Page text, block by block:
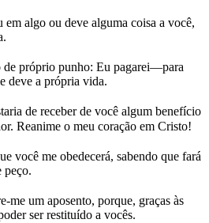
em algo ou deve alguma coisa a você,
de próprio punho: Eu pagarei—para
deve a própria vida.
de receber de você algum benefício
Reanime o meu coração em Cristo!
você me obedecerá, sabendo que fará
peço.
me um aposento, porque, graças às
ser restituído a vocês.